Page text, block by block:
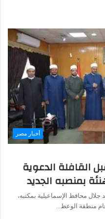
أخبار مصر
القافلة الدعوية
بمنصبه الجديد
محافظ الإسماعيلية بمكتبه،
منطقة الوعظ…